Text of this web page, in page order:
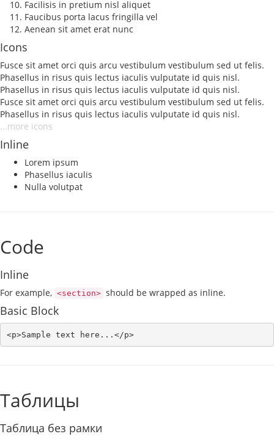
Facilisis in pretium nisl aliquet
Faucibus porta lacus fringilla vel
Aenean sit amet erat nunc
Icons
Fusce sit amet orci quis arcu vestibulum vestibulum sed ut felis.
Phasellus in risus quis lectus iaculis vulputate id quis nisl.
Phasellus in risus quis lectus iaculis vulputate id quis nisl.
Fusce sit amet orci quis arcu vestibulum vestibulum sed ut felis.
Phasellus in risus quis lectus iaculis vulputate id quis nisl.
...more icons
Inline
Lorem ipsum
Phasellus iaculis
Nulla volutpat
Code
Inline
For example, <section> should be wrapped as inline.
Basic Block
<p>Sample text here...</p>
Таблицы
Таблица без рамки